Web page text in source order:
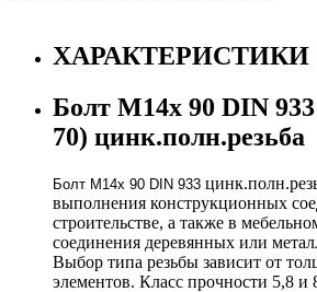
ХАРАКТЕРИСТИКИ
Болт М14х 90 DIN
70) цинк.полн.резьба
Болт М14х 90 DIN 933
выполнения конструкционных
строительстве, а также в
соединения деревянных или
Выбор типа резьбы зависит от
элементов. Класс прочности 5,8 и